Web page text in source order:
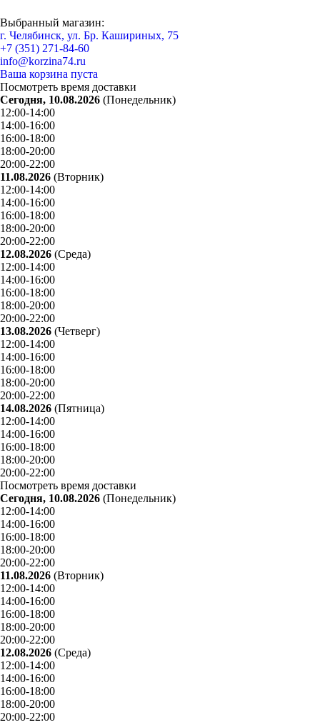
Выбранный магазин:
г. Челябинск, ул. Бр. Кашириных, 75
+7 (351) 271-84-60
info@korzina74.ru
Ваша корзина пуста
Посмотреть время доставки
Сегодня, 10.08.2026 (Понедельник)
12:00-14:00
14:00-16:00
16:00-18:00
18:00-20:00
20:00-22:00
11.08.2026 (Вторник)
12:00-14:00
14:00-16:00
16:00-18:00
18:00-20:00
20:00-22:00
12.08.2026 (Среда)
12:00-14:00
14:00-16:00
16:00-18:00
18:00-20:00
20:00-22:00
13.08.2026 (Четверг)
12:00-14:00
14:00-16:00
16:00-18:00
18:00-20:00
20:00-22:00
14.08.2026 (Пятница)
12:00-14:00
14:00-16:00
16:00-18:00
18:00-20:00
20:00-22:00
Посмотреть время доставки
Сегодня, 10.08.2026 (Понедельник)
12:00-14:00
14:00-16:00
16:00-18:00
18:00-20:00
20:00-22:00
11.08.2026 (Вторник)
12:00-14:00
14:00-16:00
16:00-18:00
18:00-20:00
20:00-22:00
12.08.2026 (Среда)
12:00-14:00
14:00-16:00
16:00-18:00
18:00-20:00
20:00-22:00